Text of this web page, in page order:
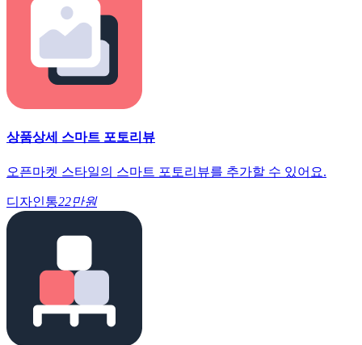
상품상세 스마트 포토리뷰
오픈마켓 스타일의 스마트 포토리뷰를 추가할 수 있어요.
디자인통22만원